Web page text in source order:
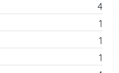
4
1
1
1